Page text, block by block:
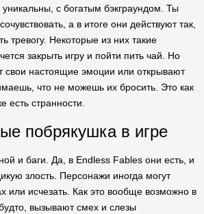
с богатым бэкграундом. Ты
а в итоге они действуют так,
тревогу. Некоторые из них такие
закрыть игру и пойти пить чай. Но
свои настоящие эмоции или открывают
что не можешь их бросить. Это как
есть странности.
побрякушка в игре
и баги. Да, в Endless Fables они есть, и
злость. Персонажи иногда могут
или исчезать. Как это вообще возможно в
вызывают смех и слезы